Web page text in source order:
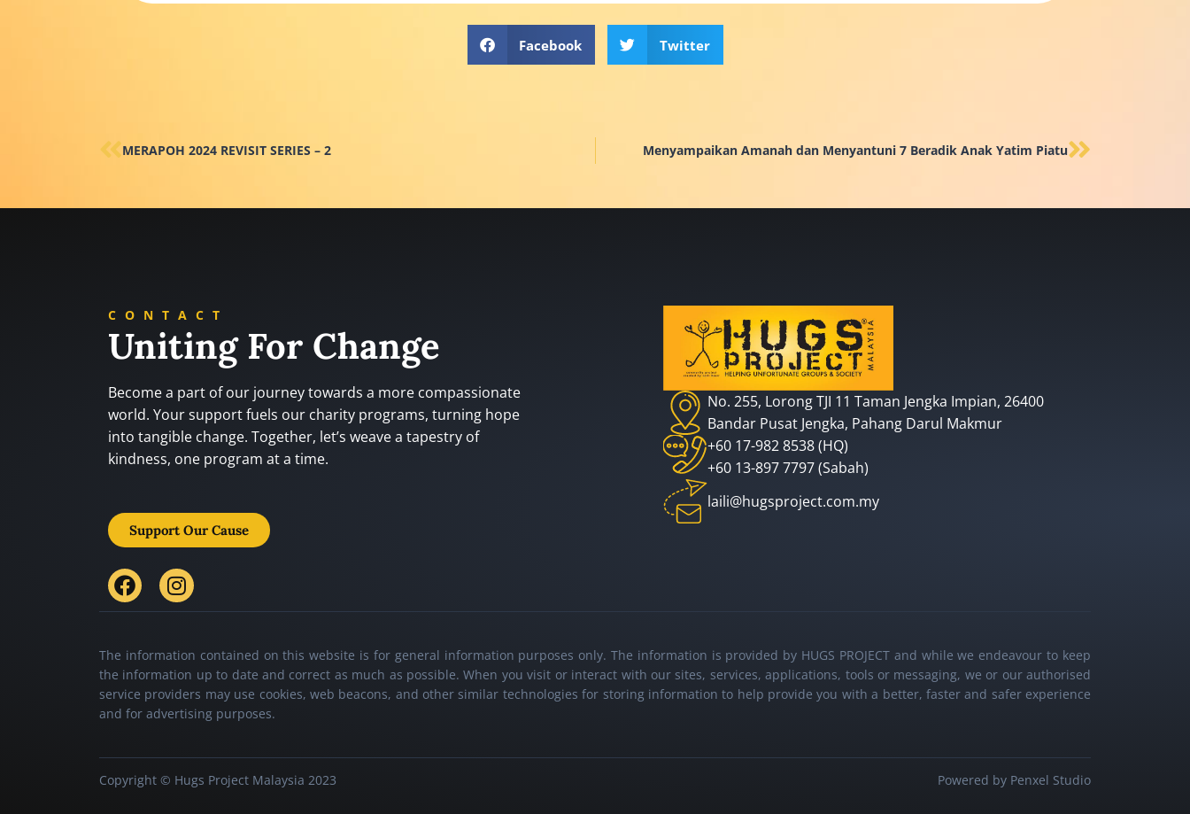
Facebook Twitter
MERAPOH 2024 REVISIT SERIES – 2 Menyampaikan Amanah dan Menyantuni 7 Beradik Anak Yatim Piatu
CONTACT
Uniting For Change
Become a part of our journey towards a more compassionate
world. Your support fuels our charity programs, turning hope
into tangible change. Together, let’s weave a tapestry of
kindness, one program at a time.
Support Our Cause
No. 255, Lorong TJI 11 Taman Jengka Impian, 26400
Bandar Pusat Jengka, Pahang Darul Makmur
+60 17-982 8538 (HQ)
+60 13-897 7797 (Sabah)
laili@hugsproject.com.my
The information contained on this website is for general information purposes only. The information is provided by HUGS PROJECT and while we endeavour to keep
the information up to date and correct as much as possible. When you visit or interact with our sites, services, applications, tools or messaging, we or our authorised
service providers may use cookies, web beacons, and other similar technologies for storing information to help provide you with a better, faster and safer experience
and for advertising purposes.
Copyright © Hugs Project Malaysia 2023 Powered by Penxel Studio